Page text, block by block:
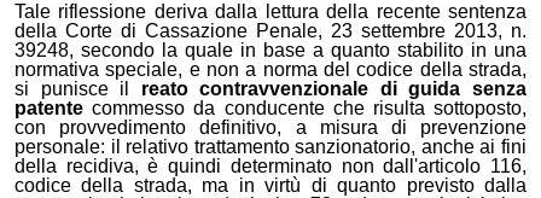
Tale riflessione deriva dalla lettura della recente sentenza
della Corte di Cassazione Penale, 23 settembre 2013, n.
39248, secondo la quale in base a quanto stabilito in una
normativa speciale, e non a norma del codice della strada,
si punisce il reato contravvenzionale di guida senza
patente commesso da conducente che risulta sottoposto,
con provvedimento definitivo, a misura di prevenzione
personale: il relativo trattamento sanzionatorio, anche ai fini
della recidiva, è quindi determinato non dall'articolo 116,
codice della strada, ma in virtù di quanto previsto dalla